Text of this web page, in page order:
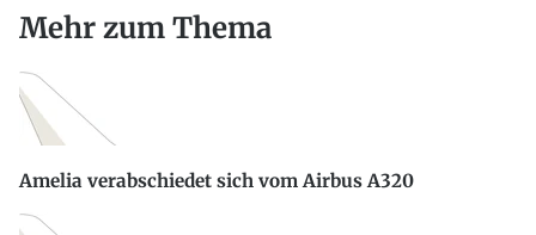
Mehr zum Thema
Amelia verabschiedet sich vom Airbus A320